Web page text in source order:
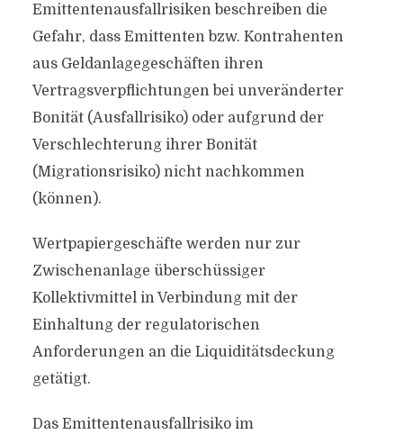
Emittentenausfallrisiken beschreiben die
Gefahr, dass Emittenten bzw. Kontrahenten
aus Geldanlagegeschäften ihren
Vertragsverpflichtungen bei unveränderter
Bonität (Ausfallrisiko) oder aufgrund der
Verschlechterung ihrer Bonität
(Migrationsrisiko) nicht nachkommen
(können).
Wertpapiergeschäfte werden nur zur
Zwischenanlage überschüssiger
Kollektivmittel in Verbindung mit der
Einhaltung der regulatorischen
Anforderungen an die Liquiditätsdeckung
getätigt.
Das Emittentenausfallrisiko im